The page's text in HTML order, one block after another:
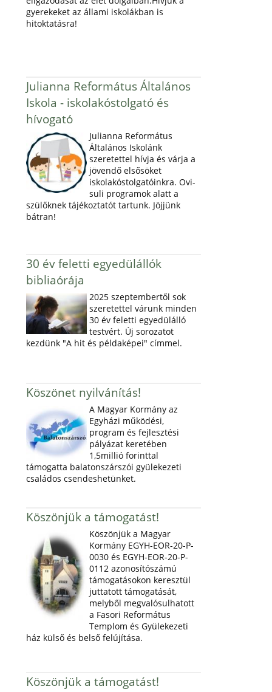
gyerekeket az állami iskolákban is
hitoktatásra!
Julianna Református Általános
Iskola - iskolakóstolgató és
hívogató
Julianna Református
Általános Iskolánk
szeretettel hívja és várja a
jövendő elsősöket
iskolakóstolgatóinkra. Ovi-
suli programok alatt a
szülőknek tájékoztatót tartunk. Jöjjünk
bátran!
30 év feletti egyedülállók
bibliaórája
2025 szeptembertől sok
szeretettel várunk minden
30 év feletti egyedülálló
testvért. Új sorozatot
kezdünk "A hit és példaképei" címmel.
Köszönet nyilvánítás!
A Magyar Kormány az
Egyházi működési,
program és fejlesztési
pályázat keretében
1,5millió forinttal
támogatta balatonszárszói gyülekezeti
családos csendeshetünket.
Köszönjük a támogatást!
Köszönjük a Magyar
Kormány EGYH-EOR-20-P-
0030 és EGYH-EOR-20-P-
0112 azonosítószámú
támogatásokon keresztül
juttatott támogatását,
melyből megvalósulhatott
a Fasori Református
Templom és Gyülekezeti
ház külső és belső felújítása.
Köszönjük a támogatást!